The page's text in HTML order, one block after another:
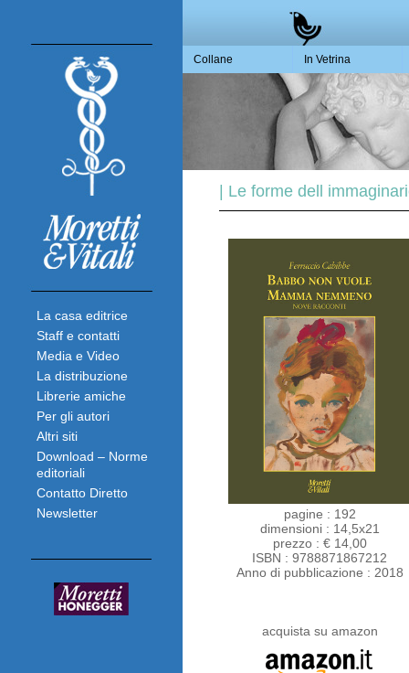
La casa editrice
Staff e contatti
Media e Video
La distribuzione
Librerie amiche
Per gli autori
Altri siti
Download – Norme
editoriali
Contatto Diretto
Newsletter
Collane In Vetrina
| Le forme dell
pagine : 192
dimensioni : 14,5x21
prezzo : € 14,00
ISBN : 9788871867212
Anno di pubblicazione : 2018
acquista su amazon